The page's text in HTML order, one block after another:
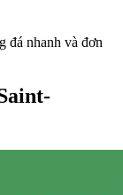
đá nhanh và đơn